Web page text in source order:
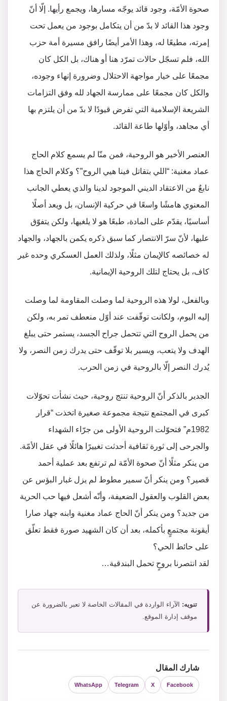
صحوة الأمّة، وجود قائد يوجّه مسارها، ويجمع رأيها. إلّا أنّ
وجود هذا القائد لا بدّ من أن يتكامل بوجود من يعمل تحت
إمرته، مطيعًا له، وهذا الأمر أيضًا رافق مسيرة أمة حزب
الله، فلم تسجّل حالات تمرّد هنا أو هناك، بل الكل كان
مجمعًا على خيار مواجهة الاحتلال وضرورة إنهاء وجوده،
والكل كان مجمعًا على ممارسة الجهاد لله وفق التزامات
الشريعة الإسلامية التي تفرض قيودًا لا بدّ من أن يلتزم بها
أي مجاهد، وأوّلها طاعة القائد.
العنصر الأخير هو الروحية، فمن منّا لم يسمع كلام الحاج
عماد مغنية: “اللي بتقاتل فينا هيي الروح”؟ وكلام الحاج هذا
نابعٌ من الاعتقاد الديني الموجود لدينا والذي يعطي الجانب
المعنوي هامشًا واسعًا في حركية الإنسان، بل ويعد أصلًا
أساسيًا، يقدّم على المادة، طبعًا هو لا يلغيها، ولكن يتفوّق
عليها، لأنّ سرّ الانتصار كما سبق ذكره يكمن بالجهاد، والجهاد
له خصائصه كالإيمان مثلًا، ولذلك العمل العسكري وحده غير
كاف، بل يحتاج لتلك الروحية الإيمانية.
وبالفعل، لولا هذه الروحية لما وصلت المقاومة لما وصلت
إليه اليوم، ولكانت توقّفت عند أوّل منعطف تمر به، ولكن
من يحمل الروح التي تتحمل جراح الجسد، يستمر حتى يبلغ
الهدف ولا يتعب، ويسير بلا توقّف حتى يدرك زمن النصر، ولا
يُدرك النصر إلّا بالروحية في زمن الحرب.
الجدير بالذكر أنّ الروحية تنتج روحية، حيث نشأت تحوّلات
كبرى في المجتمع نتيجة مجموعة صغيرة اتخذت “قرار
1982م” فتحوّلت الروحية الأولى من جرّاء الشهداء
والجرحى إلى ثورة ثقافية أحدثت تغييرًا هائلًا في عقل الأمّة.
من ينكر مثلًا أنّ صحوة الأمّة لم ترتفع بعد عملية أحمد
قصير؟ ومن ينكر أنّ سمير مطوط لم يزل غبار البؤس عن
بعض القلوب والعقول الضعيفة، وأنّه أشعل فيها حب الحرية
من جديد؟ ومن ينكر أنّ الحاج عماد مغنية وابنه جهاد صارا
أيقونة مجتمعٍ بأكمله، بعد أن كان الشهيد صورة فقط تعلّق
على حائط الحي؟
لقد انتصرنا بروحٍ تحمل البندقية…
تنويه: الآراء الواردة في المقالات الخاصة لا تعبر بالضرورة عن
موقف إدارة الموقع.
شارك المقال
Facebook
X
Telegram
WhatsApp